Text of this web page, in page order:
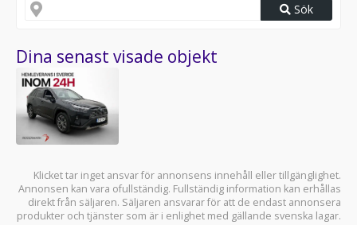
Sök
Dina senast visade objekt
Klicket tar inget ansvar för annonsens innehåll eller tillgänglighet.
Annonsen kan vara ofullständig. Fullständig information kan erhållas
direkt från säljaren. Säljaren ansvarar för att de endast annonsera
produkter och tjänster som är i enlighet med gällande svenska lagar.